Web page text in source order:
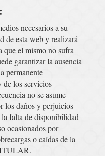
necesarios a su
de esta web y realizará
que el mismo no sufra
garantizar la ausencia
permanente
los servicios
no se asume
los daños y perjuicios
falta de disponibilidad
ocasionados por
o caídas de la